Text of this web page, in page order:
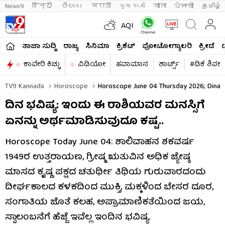
News9 हिन्दी తెలుగు मराठी ગુજરાતી বাংলা ਪੰਜਾਬੀ தமிழ்
AQI
ತಾಜಾ ಸುದ್ದಿ ರಾಜ್ಯ ಸಿನಿಮಾ ಕ್ರಿಕೆಟ್​ ಫೋಟೋಗ್ಯಾಲರಿ ಕ್ರೀಡೆ
ಕಾವೇರಿ ಕಿಚ್ಚು
ವಿಡಿಯೋ ಹವಾಮಾನ ಶಾರ್ಟ್ಸ್​
#ಡಿಕೆ
TV9 Kannada
Horoscope Horoscope June 04 Thursday 2026; Dina
ದಿನ ಭವಿಷ್ಯ: ಇಂದು ಈ ರಾಶಿಯವರ ಮನಸ್ಸಿಗೆ
ಏನನ್ನು ಅರ್ಥಮಾಡಿಸುವುದೂ ಕಷ್ಟ..
Horoscope Today June 04: ಶಾಲಿವಾಹನ ಶಕವರ್ಷ
1949ರ ಉತ್ತರಾಯಣ, ಗ್ರೀಷ್ಮ ಋತುವಿನ ಅಧಿಕ ಜ್ಯೇಷ್ಠ
ಮಾಸದ ಕೃಷ್ಣ ಪಕ್ಷದ ಚತುರ್ಥೀ ತಿಥಿಯ ಗುರುವಾರದಂದು
ದೀರ್ಘಕಾಲದ ಕಳಕದಿಂದ ಮುಕ್ತಿ, ಮಕ್ಕಳಿಂದ ಬೇಸರ ದೂರ,
ಸಂಗಾತಿಯ ಜೊತೆ ಕಲಹ, ಅಪ್ರಾಮಾಣಿಕತೆಯಿಂದ ಜಯ,
ಸ್ವಾಲಂಬನೆಗೆ ಹೆಜ್ಜೆ ಇವೆಲ್ಲ ಇಂದಿನ ಭವಿಷ್ಯ.